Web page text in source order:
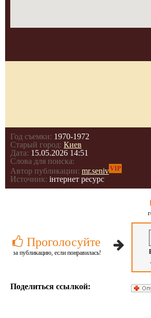
Год съемки: 1970-1972
Старый город: Киев
Дата: 15.05.2026 14:51
Слова для поиска:
Автор публикации: mr.senivVIP
Источник: інтернет ресурс
Проголосуйте
за публикацию, если понравилась!
Поделиться ссылкой: